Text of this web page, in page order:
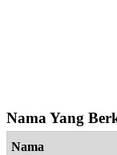
Nama Yang
Nama